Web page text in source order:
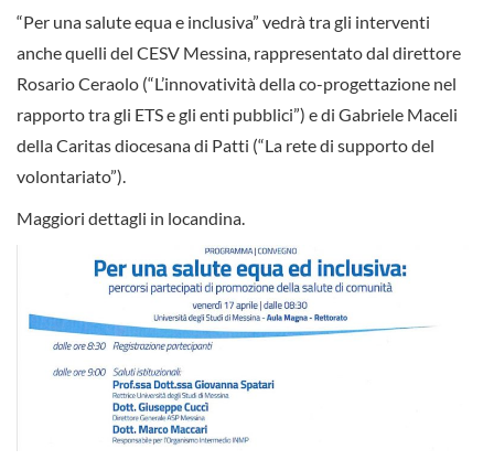
“Per una salute equa e inclusiva” vedrà tra gli interventi
anche quelli del CESV Messina, rappresentato dal direttore
Rosario Ceraolo (“L’innovatività della co-progettazione nel
rapporto tra gli ETS e gli enti pubblici”) e di Gabriele Maceli
della Caritas diocesana di Patti (“La rete di supporto del
volontariato”).
Maggiori dettagli in locandina.